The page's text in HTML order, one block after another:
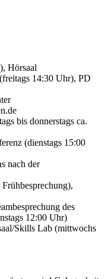
Hörsaal
14:30 Uhr), PD
bis donnerstags ca.
(dienstags 15:00
nach der
des
12:00 Uhr)
Skills Lab (mittwochs